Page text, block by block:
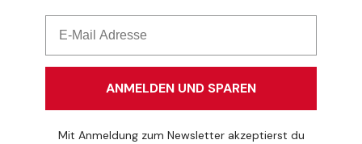
ANMELDEN UND SPAREN
Mit Anmeldung zum Newsletter akzeptierst du